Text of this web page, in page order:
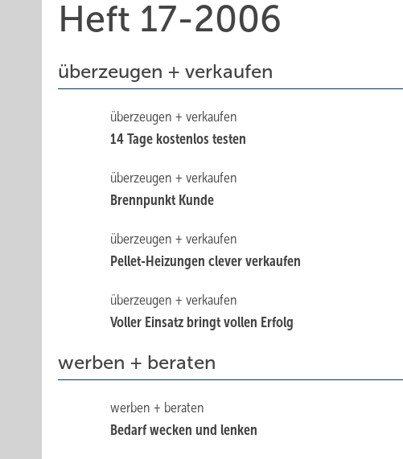
Heft 17-2006
überzeugen + verkaufen
überzeugen + verkaufen
14 Tage kostenlos testen
überzeugen + verkaufen
Brennpunkt Kunde
überzeugen + verkaufen
Pellet-Heizungen clever verkaufen
überzeugen + verkaufen
Voller Einsatz bringt vollen Erfolg
werben + beraten
werben + beraten
Bedarf wecken und lenken